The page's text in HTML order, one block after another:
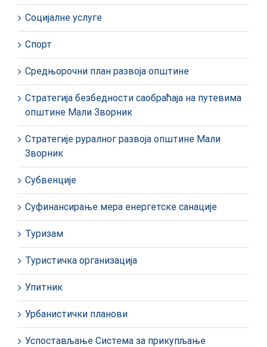
Социјалне услуге
Спорт
Средњорочни план развоја општине
Стратегија безбедности саобраћаја на путевима
општине Мали Зворник
Стратегије руралног развоја општине Мали
Зворник
Субвенције
Суфинансирање мера енергетске санације
Туризам
Туристичка организација
Упитник
Урбанистички планови
Успостављање Система за прикупљање